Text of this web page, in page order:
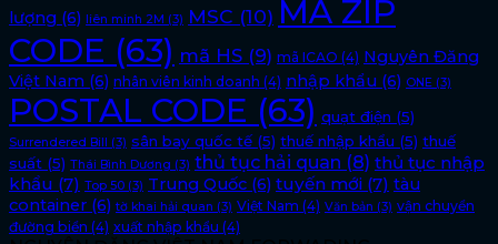
lượng (6) liên minh 2M (3) MSC (10) MÃ ZIP
CODE (63) mã HS (9) mã ICAO (4) Nguyên Đăng
Việt Nam (6) nhân viên kinh doanh (4) nhập khẩu (6) ONE (3)
POSTAL CODE (63) quạt điện (5)
Surrendered Bill (3) sân bay quốc tế (5) thuế nhập khẩu (5) thuế
suất (5) Thái Bình Dương (3) thủ tục hải quan (8) thủ tục nhập
khẩu (7) Top 50 (3) Trung Quốc (6) tuyến mới (7) tàu
container (6) tờ khai hải quan (3) Việt Nam (4) Văn bản (3) vận chuyển
đường biển (4) xuất nhập khẩu (4)